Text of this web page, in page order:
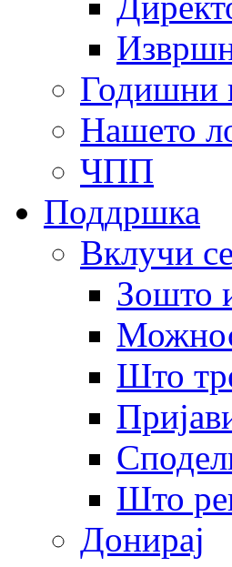
Годишни
Нашето
ЧПП
Поддршка
Вклучи се
Зошто
Што
Што
Донирај